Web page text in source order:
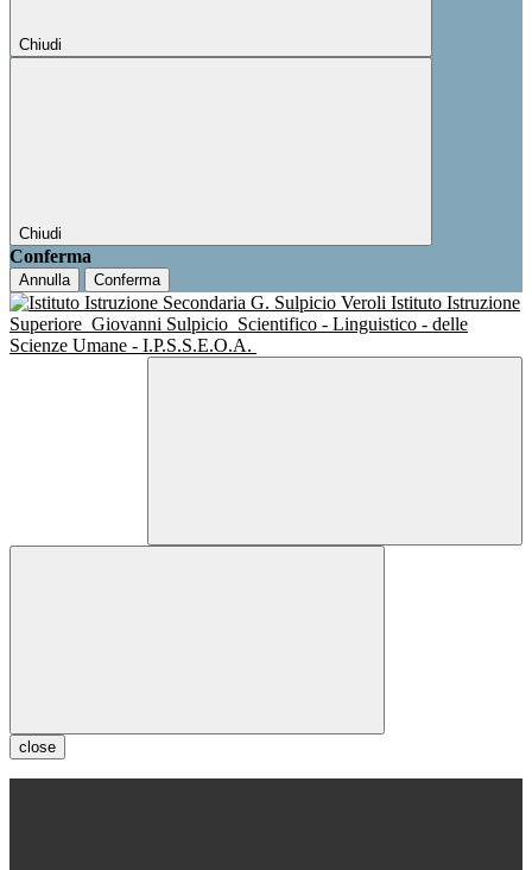
Chiudi
Chiudi
Conferma
Annulla Conferma
Istituto Istruzione
Superiore Giovanni Sulpicio Scientifico - Linguistico - delle
Scienze Umane - I.P.S.S.E.O.A.
close